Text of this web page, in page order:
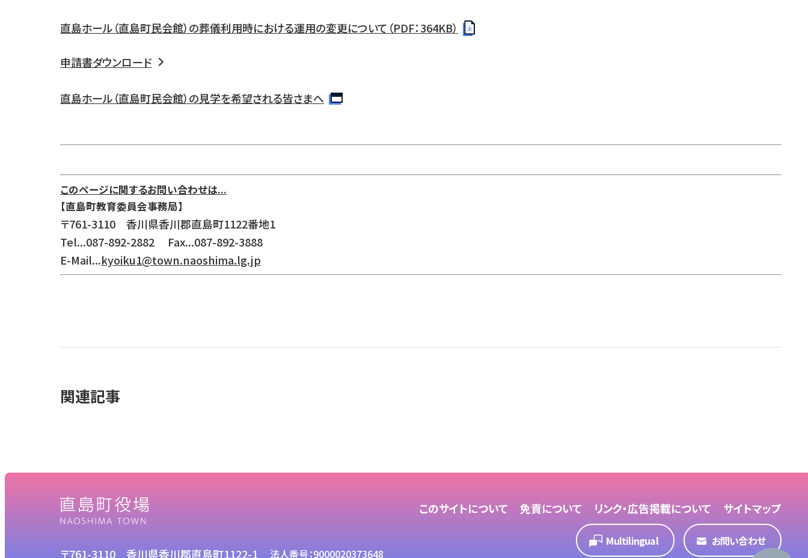
直島ホール（直島町民会館）の葬儀利用時における運用の変更について（PDF：364KB）
申請書ダウンロード
直島ホール（直島町民会館）の見学を希望される皆さまへ
このページに関するお問い合わせは...
【直島町教育委員会事務局】
〒761-3110 香川県香川郡直島町1122番地1
Tel...087-892-2882 Fax...087-892-3888
E-Mail...kyoiku1@town.naoshima.lg.jp
関連記事
〒761-3110 香川県香川郡直島町1122-1 法人番号：9000020373648
このサイトについて 免責について リンク・広告掲載について サイトマップ
Multilingual お問い合わせ